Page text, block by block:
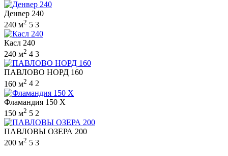
Денвер 240
240 м2 5 3
Касл 240
240 м2 4 3
ПАВЛОВО НОРД 160
160 м2 4 2
Фламандия 150 X
150 м2 5 2
ПАВЛОВЫ ОЗЕРА 200
200 м2 5 3